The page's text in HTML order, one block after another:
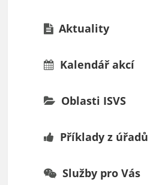
Aktuality
Kalendář akcí
Oblasti ISVS
Příklady z úřadů
Služby pro Vás